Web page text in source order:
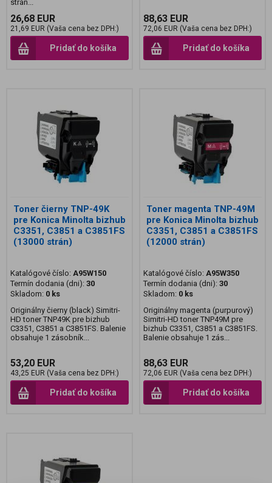
strán...
26,68 EUR
21,69 EUR (Vaša cena bez DPH:)
Pridať do košíka
88,63 EUR
72,06 EUR (Vaša cena bez DPH:)
Pridať do košíka
Toner čierny TNP-49K
pre Konica Minolta bizhub
C3351, C3851 a C3851FS
(13000 strán)
Katalógové číslo: A95W150
Termín dodania (dni): 30
Skladom: 0 ks
Originálny čierny (black) Simitri-
HD toner TNP49K pre bizhub
C3351, C3851 a C3851FS. Balenie
obsahuje 1 zásobník...
53,20 EUR
43,25 EUR (Vaša cena bez DPH:)
Pridať do košíka
Toner magenta TNP-49M
pre Konica Minolta bizhub
C3351, C3851 a C3851FS
(12000 strán)
Katalógové číslo: A95W350
Termín dodania (dni): 30
Skladom: 0 ks
Originálny magenta (purpurový)
Simitri-HD toner TNP49M pre
bizhub C3351, C3851 a C3851FS.
Balenie obsahuje 1 zás...
88,63 EUR
72,06 EUR (Vaša cena bez DPH:)
Pridať do košíka